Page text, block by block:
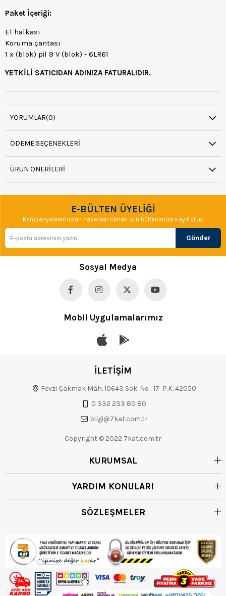
Paket İçeriği:
El halkası
Koruma çantası
1 x (blok) pil 9 V (blok) - 6LR61
YETKİLİ SATICIDAN ADINIZA FATURALIDIR.
YORUMLAR(0)
ÖDEME SEÇENEKLERI
ÜRÜN ÖNERILERI
E-BÜLTEN ÜYELİĞİ
Kampanyalarımızdan haberdar olmak için bültenimize kayıt olun!
Gönder
Sosyal Medya
Mobil Uygulamalarımız
İLETİŞİM
Fevzi Çakmak Mah. 10643 Sok. No : 17 P.K. 42050
0 332 233 80 80
bilgi@7kat.com.tr
Copyright © 2022 7kat.com.tr
KURUMSAL
YARDIM KONULARI
SÖZLEŞMELER